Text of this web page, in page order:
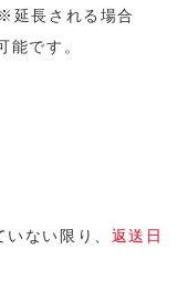
延長される場合
能です。
ない限り、 返送日